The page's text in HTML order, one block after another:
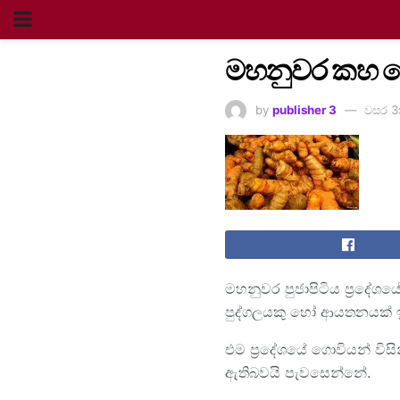
මහනුවර කහ
by publisher 3 වසර
මහනුවර පුජාපිටිය
පුද්ගලයකු හෝ ආයතනයක්
එම ප්‍රදේශයේ ගොවියන්
ඇතිබවයි පැවසෙන්නේ.